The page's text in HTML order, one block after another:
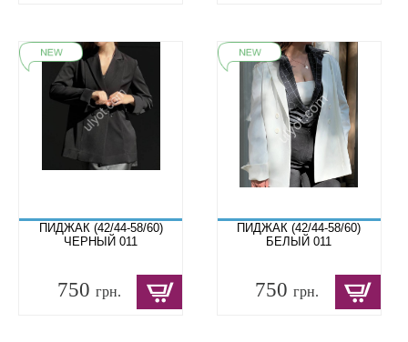
ПИДЖАК (42/44-58/60)
ЧЕРНЫЙ 011
750 грн.
ПИДЖАК (42/44-58/60)
БЕЛЫЙ 011
750грн.